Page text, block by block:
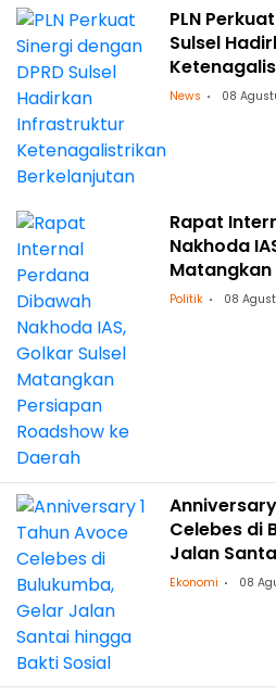
PLN
Sulsel
News 08
Rapat
Nakhoda
Matangkan
ke Daerah
Politik 08
Celebes di
Jalan
Ekonomi 08